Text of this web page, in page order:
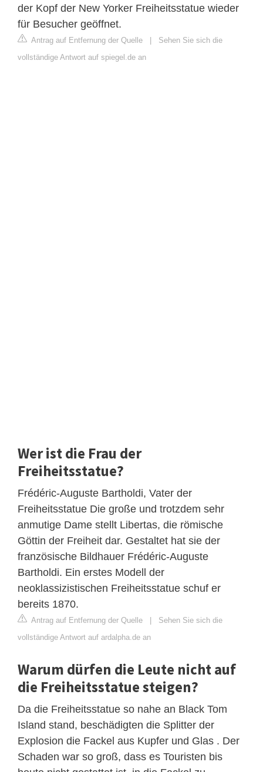
der Kopf der New Yorker Freiheitsstatue wieder
für Besucher geöffnet.
Antrag auf Entfernung der Quelle | Sehen Sie sich die
vollständige Antwort auf spiegel.de an
Wer ist die Frau der
Freiheitsstatue?
Frédéric-Auguste Bartholdi, Vater der
Freiheitsstatue Die große und trotzdem sehr
anmutige Dame stellt Libertas, die römische
Göttin der Freiheit dar. Gestaltet hat sie der
französische Bildhauer Frédéric-Auguste
Bartholdi. Ein erstes Modell der
neoklassizistischen Freiheitsstatue schuf er
bereits 1870.
Antrag auf Entfernung der Quelle | Sehen Sie sich die
vollständige Antwort auf ardalpha.de an
Warum dürfen die Leute nicht auf
die Freiheitsstatue steigen?
Da die Freiheitsstatue so nahe an Black Tom
Island stand, beschädigten die Splitter der
Explosion die Fackel aus Kupfer und Glas . Der
Schaden war so groß, dass es Touristen bis